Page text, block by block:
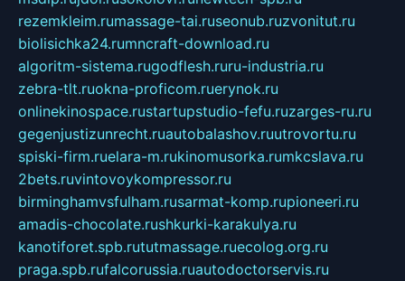
rezemkleim.rumassage-tai.ruseonub.ruzvonitut.ru
biolisichka24.rumncraft-download.ru
algoritm-sistema.rugodflesh.ruru-industria.ru
zebra-tlt.ruokna-proficom.ruerynok.ru
onlinekinospace.rustartupstudio-fefu.ruzarges-ru.ru
gegenjustizunrecht.ruautobalashov.ruutrovortu.ru
spiski-firm.ruelara-m.rukinomusorka.rumkcslava.ru
2bets.ruvintovoykompressor.ru
birminghamvsfulham.rusarmat-komp.rupioneeri.ru
amadis-chocolate.rushkurki-karakulya.ru
kanotiforet.spb.rututmassage.ruecolog.org.ru
praga.spb.rufalcorussia.ruautodoctorservis.ru